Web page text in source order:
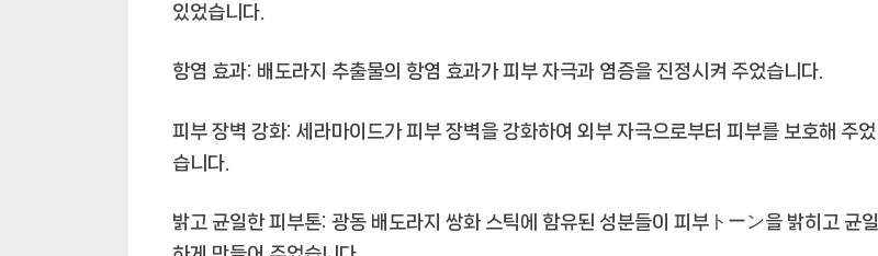
있었습니다.
항염 효과: 배도라지 추출물의 항염 효과가 피부 자극과 염증을 진정시켜 주었습니다.
피부 장벽 강화: 세라마이드가 피부 장벽을 강화하여 외부 자극으로부터 피부를 보호해 주었
습니다.
밝고 균일한 피부톤: 광동 배도라지 쌍화 스틱에 함유된 성분들이 피부トーン을 밝히고 균일